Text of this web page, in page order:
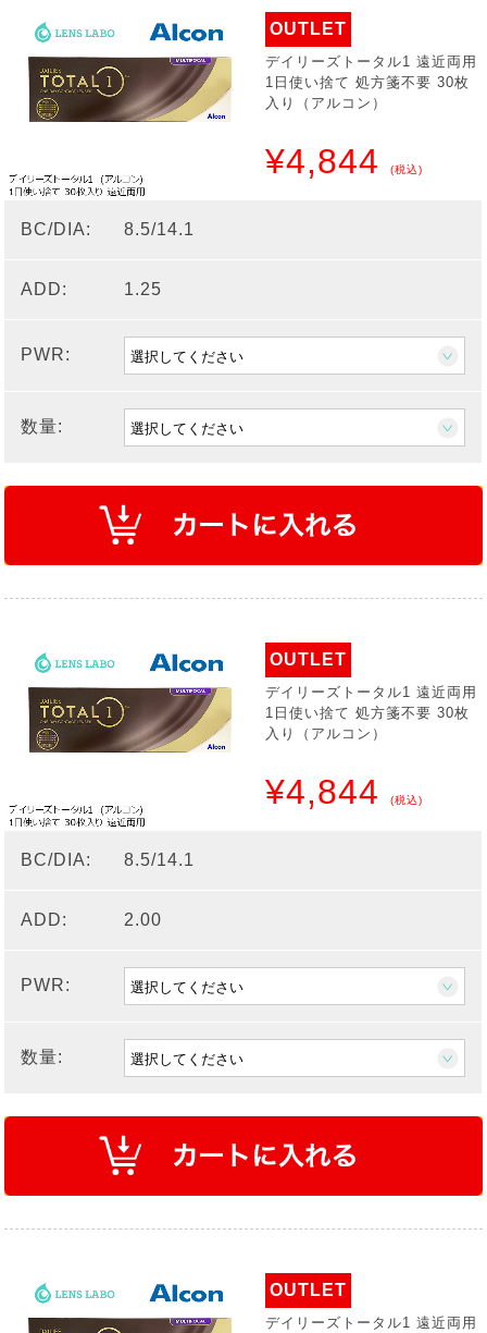
OUTLET
デイリーズトータル1 遠近両用
1日使い捨て 処方箋不要 30枚
入り（アルコン）
¥4,844(税込)
BC/DIA: 8.5/14.1
ADD: 1.25
PWR:
数量:
OUTLET
デイリーズトータル1 遠近両用
1日使い捨て 処方箋不要 30枚
入り（アルコン）
¥4,844(税込)
BC/DIA: 8.5/14.1
ADD: 2.00
PWR:
数量:
OUTLET
デイリーズトータル1 遠近両用